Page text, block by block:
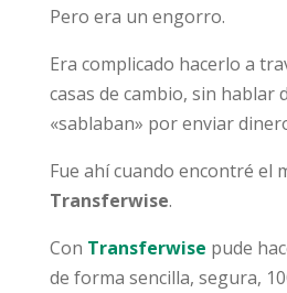
Pero era un engorro.
Era complicado hacerlo a
casas de cambio, sin hablar
«sablaban» por enviar
Fue ahí cuando encontré el
Transferwise.
Con Transferwise pude
de forma sencilla, segura,